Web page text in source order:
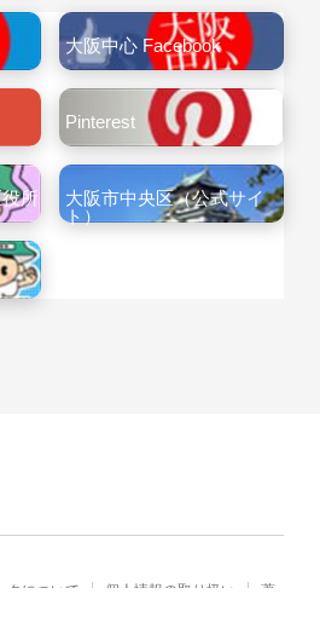
大阪中心 Facebook
Pinterest
所
大阪市中央区（公式サイ
ト）
クについて 個人情報の取り扱い
著